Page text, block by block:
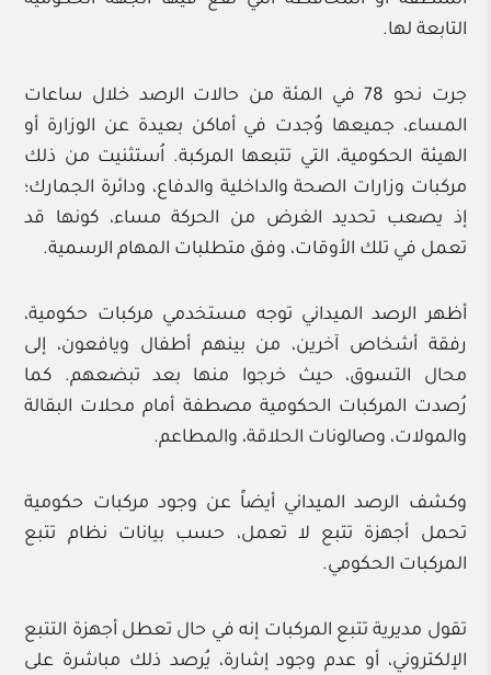
التابعة لها.
جرت نحو 78 في المئة من حالات الرصد خلال ساعات
المساء، جميعها وُجدت في أماكن بعيدة عن الوزارة أو
الهيئة الحكومية، التي تتبعها المركبة. اُستثنيت من ذلك
مركبات وزارات الصحة والداخلية والدفاع، ودائرة الجمارك؛
إذ يصعب تحديد الغرض من الحركة مساء، كونها قد
تعمل في تلك الأوقات، وفق متطلبات المهام الرسمية.
أظهر الرصد الميداني توجه مستخدمي مركبات حكومية،
رفقة أشخاص آخرين، من بينهم أطفال ويافعون، إلى
محال التسوق، حيث خرجوا منها بعد تبضعهم. كما
رُصدت المركبات الحكومية مصطفة أمام محلات البقالة
والمولات، وصالونات الحلاقة، والمطاعم.
وكشف الرصد الميداني أيضاً عن وجود مركبات حكومية
تحمل أجهزة تتبع لا تعمل، حسب بيانات نظام تتبع
المركبات الحكومي.
تقول مديرية تتبع المركبات إنه في حال تعطل أجهزة التتبع
الإلكتروني، أو عدم وجود إشارة، يُرصد ذلك مباشرة على